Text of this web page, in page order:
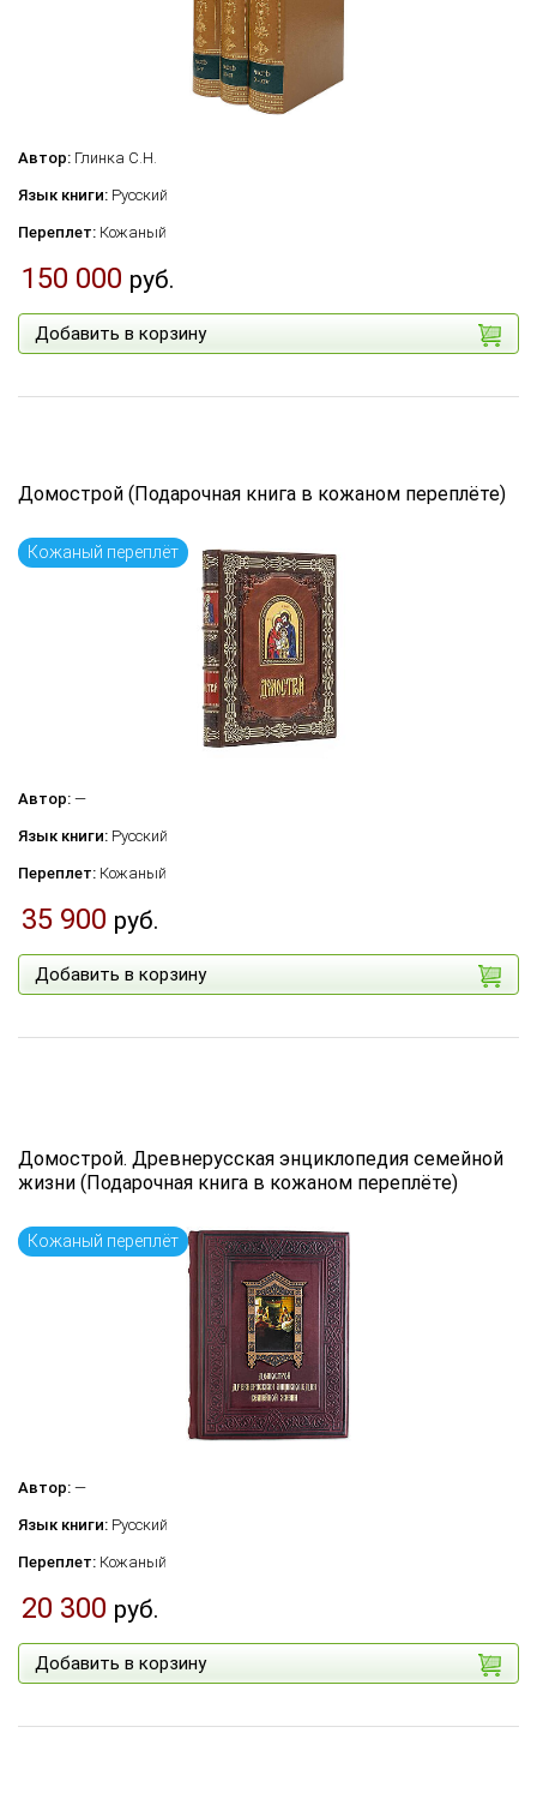
Автор: Глинка С.Н.
Язык книги: Русский
Переплет: Кожаный
150 000 руб.
Добавить в корзину
Домострой (Подарочная книга в кожаном переплёте)
Кожаный переплёт
Автор: —
Язык книги: Русский
Переплет: Кожаный
35 900 руб.
Добавить в корзину
Домострой. Древнерусская энциклопедия семейной
жизни (Подарочная книга в кожаном переплёте)
Кожаный переплёт
Автор: —
Язык книги: Русский
Переплет: Кожаный
20 300 руб.
Добавить в корзину